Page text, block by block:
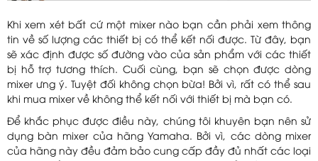
Khi xem xét bất cứ một mixer nào bạn cần phải xem thông
tin về số lượng các thiết bị có thể kết nối được. Từ đây, bạn
sẽ xác định được số đường vào của sản phẩm với các thiết
bị hỗ trợ tương thích. Cuối cùng, bạn sẽ chọn được dòng
mixer ưng ý. Tuyệt đối không chọn bừa! Bởi vì, rất có thể sau
khi mua mixer về không thể kết nối với thiết bị mà bạn có.
Để khắc phục được điều này, chúng tôi khuyên bạn nên sử
dụng bàn mixer của hãng Yamaha. Bởi vì, các dòng mixer
của hãng này đều đảm bảo cung cấp đầy đủ nhất các loại